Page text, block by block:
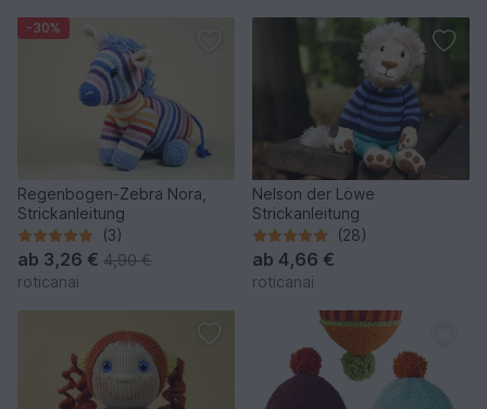
-30%
Regenbogen-Zebra Nora,
Strickanleitung
(3)
ab 3,26 € 4,90 €
roticanai
Nelson der Löwe
Strickanleitung
(28)
ab 4,66 €
roticanai